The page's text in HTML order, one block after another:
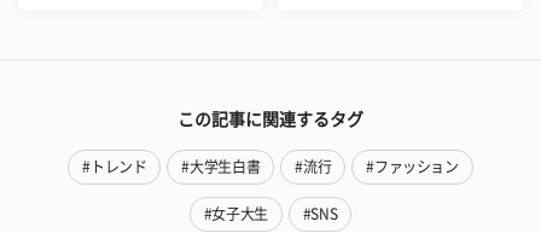
この記事に関連するタグ
#トレンド #大学生白書 #流行 #ファッション
#女子大生 #SNS